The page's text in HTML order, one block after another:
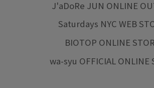
J'aDoRe JUN ONLINE
Saturdays NYC WEB
BIOTOP ONLINE
wa-syu OFFICIAL ONLINE